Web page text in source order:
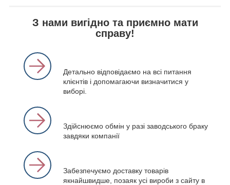
З нами вигідно та приємно мати
справу!
Детально відповідаємо на всі питання
клієнтів і допомагаючи визначитися у
виборі.
Здійснюємо обмін у разі заводського браку
завдяки компанії
Забезпечуємо доставку товарів
якнайшвидше, позаяк усі вироби з сайту в